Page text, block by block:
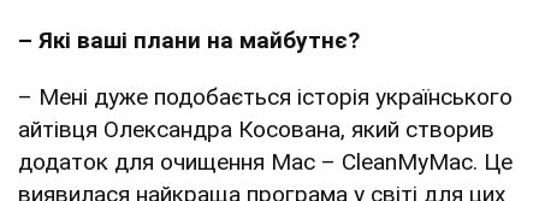
– Які ваші плани на майбутнє?
– Мені дуже подобається історія українського
айтівця Олександра Косована, який створив
додаток для очищення Mac – CleanMyMac. Це
виявилася найкраща програма у світі для цих